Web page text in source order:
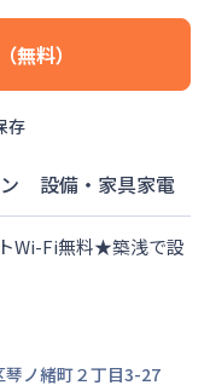
無料）
存
設備・家具家電
Wi-Fi無料★築浅で設
琴ノ緒町２丁目3-27